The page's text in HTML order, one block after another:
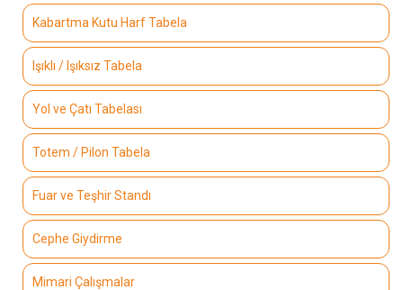
Kabartma Kutu Harf Tabela
Işıklı / Işıksız Tabela
Yol ve Çatı Tabelası
Totem / Pilon Tabela
Fuar ve Teşhir Standı
Cephe Giydirme
Mimari Çalışmalar